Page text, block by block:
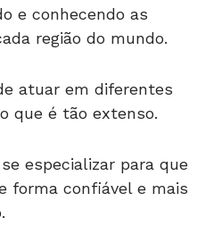
e conhecendo as
região do mundo.
atuar em diferentes
que é tão extenso.
especializar para que
forma confiável e mais